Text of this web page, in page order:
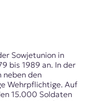
Sowjetunion in
bis 1989 an. In der
neben den
Wehrpflichtige. Auf
15.000 Soldaten